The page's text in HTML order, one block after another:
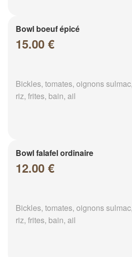
Bowl boeuf épicé
15.00 €
Bickles, tomates, oignons
riz, frites, bain, ail
Bowl falafel ordinaire
12.00 €
Bickles, tomates, oignons
riz, frites, bain, ail